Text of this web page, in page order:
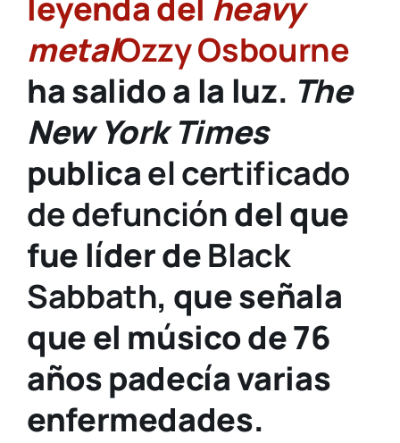
leyenda del heavy
metalOzzy Osbourne
ha salido a la luz. The
New York Times
publicael certificado
de defuncióndel que
fue líder deBlack
Sabbath, que señala
que el músico de 76
años padecía varias
enfermedades.